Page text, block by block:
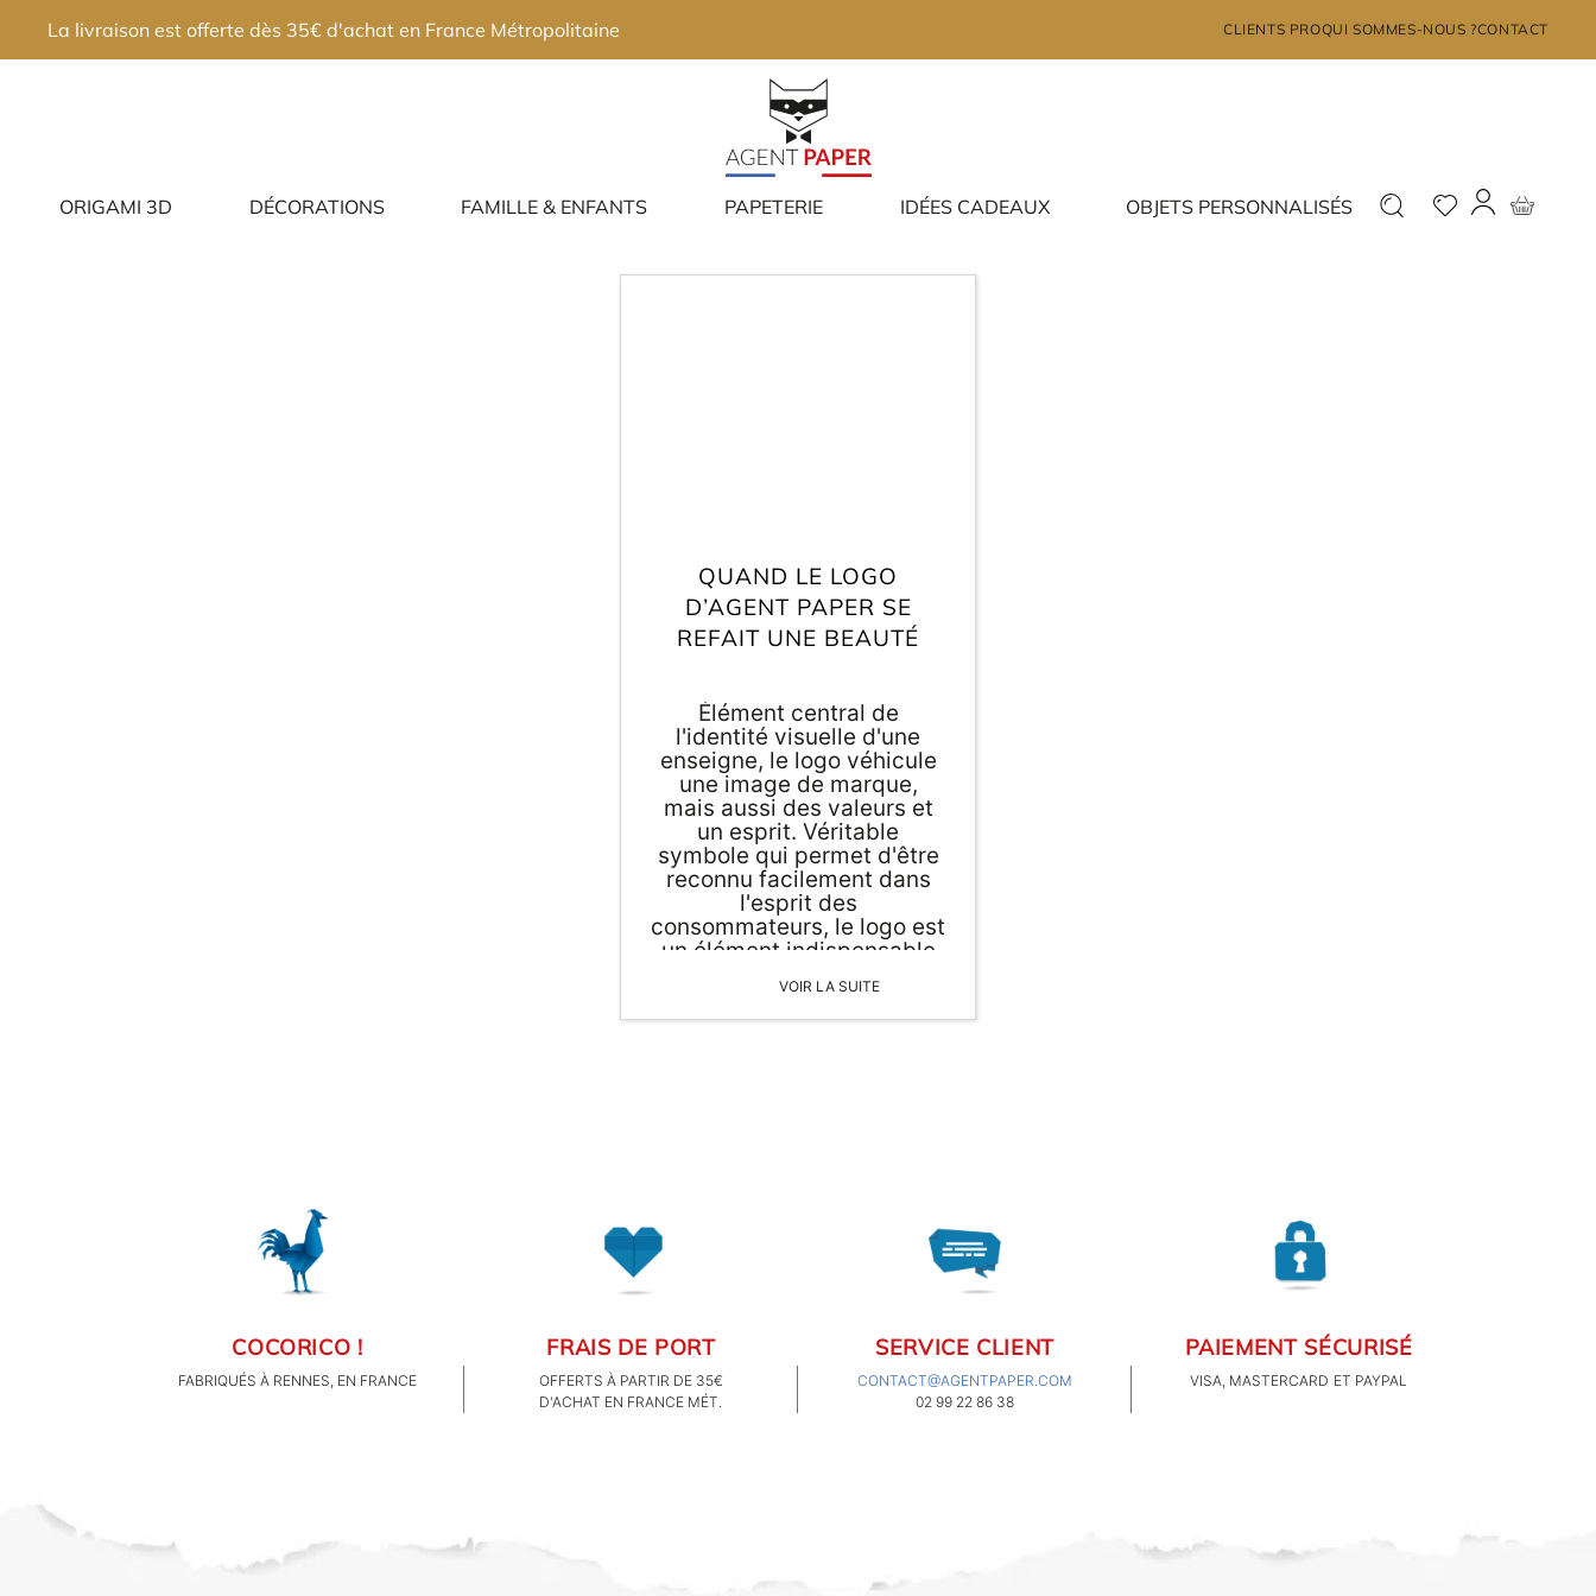
ORIGAMI 3D DÉCORATIONS FAMILLE & ENFANTS PAPETERIE IDÉES CADEAUX OBJETS PERSONNALISÉS
La livraison est offerte dès 35€ d'achat en France Métropolitaine CLIENTS PROQUI SOMMES-NOUS ?CONTACT
QUAND LE LOGO
D’AGENT PAPER SE
REFAIT UNE BEAUTÉ
Élément central de
l'identité visuelle d'une
enseigne, le logo véhicule
une image de marque,
mais aussi des valeurs et
un esprit. Véritable
symbole qui permet d'être
reconnu facilement dans
l'esprit des
consommateurs, le logo est
un élément indispensable
de la vie d'une marque.
Plus de 2 ans après sa
création, le logo d' Agent
VOIR LA SUITE
×
Déjà inscrit ? Nouveau ?
×
COCORICO !
FABRIQUÉS À RENNES, EN FRANCE
FRAIS DE PORT
OFFERTS À PARTIR DE 35€
D'ACHAT EN FRANCE MÉT.
SERVICE CLIENT
CONTACT@AGENTPAPER.COM
02 99 22 86 38
PAIEMENT SÉCURISÉ
VISA, MASTERCARD ET PAYPAL